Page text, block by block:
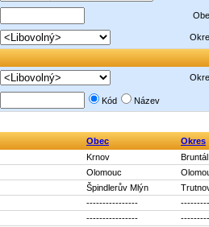
Kód Název
Obec Okres
Krnov Bruntál
Olomouc
Špindlerův Mlýn
----------------
----------------